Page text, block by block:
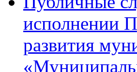
исполнении
развития